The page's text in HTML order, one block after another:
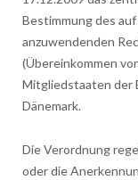
Bestimmung des
anzuwendenden
(Übereinkommen
Mitgliedstaaten der
Dänemark.
Die Verordnung
oder die